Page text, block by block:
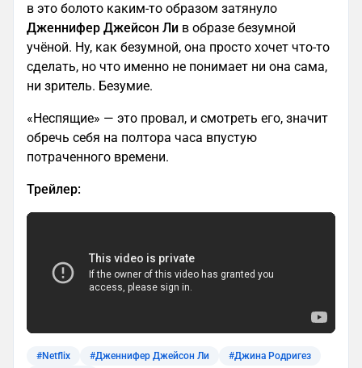
в это болото каким-то образом затянуло
Дженнифер Джейсон Ли в образе безумной
учёной. Ну, как безумной, она просто хочет что-то
сделать, но что именно не понимает ни она сама,
ни зритель. Безумие.
«Неспящие» — это провал, и смотреть его, значит
обречь себя на полтора часа впустую
потраченного времени.
Трейлер:
#Netflix #Дженнифер Джейсон Ли
#Джина Родригез